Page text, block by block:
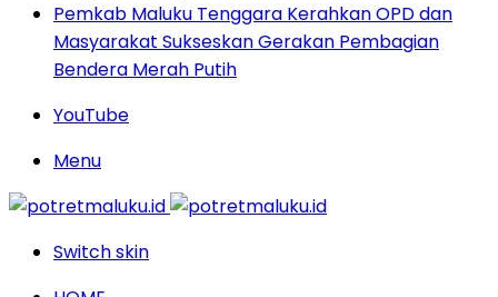
Pemkab Maluku Tenggara Kerahkan OPD dan
Masyarakat Sukseskan Gerakan Pembagian
Bendera Merah Putih
YouTube
Menu
Switch skin